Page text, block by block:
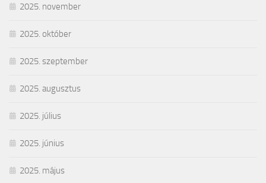
2025. november
2025. október
2025. szeptember
2025. augusztus
2025. július
2025. június
2025. május